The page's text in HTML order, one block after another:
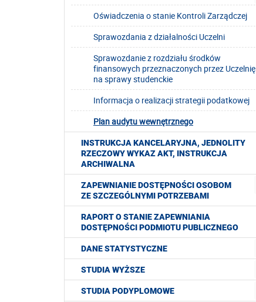
Oświadczenia o stanie Kontroli Zarządczej
Sprawozdania z działalności Uczelni
Sprawozdanie z rozdziału środków
finansowych przeznaczonych przez Uczelnię
na sprawy studenckie
Informacja o realizacji strategii podatkowej
Plan audytu wewnętrznego
INSTRUKCJA KANCELARYJNA, JEDNOLITY
RZECZOWY WYKAZ AKT, INSTRUKCJA
ARCHIWALNA
ZAPEWNIANIE DOSTĘPNOŚCI OSOBOM
ZE SZCZEGÓLNYMI POTRZEBAMI
RAPORT O STANIE ZAPEWNIANIA
DOSTĘPNOŚCI PODMIOTU PUBLICZNEGO
DANE STATYSTYCZNE
STUDIA WYŻSZE
STUDIA PODYPLOMOWE